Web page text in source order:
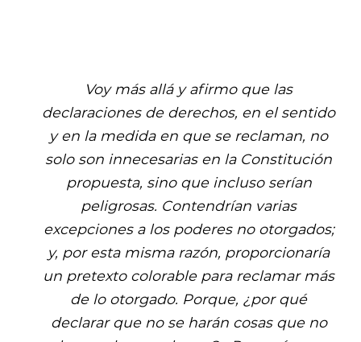
Voy más allá y afirmo que las
declaraciones de derechos, en el sentido
y en la medida en que se reclaman, no
solo son innecesarias en la Constitución
propuesta, sino que incluso serían
peligrosas. Contendrían varias
excepciones a los poderes no otorgados;
y, por esta misma razón, proporcionaría
un pretexto colorable para reclamar más
de lo otorgado. Porque, ¿por qué
declarar que no se harán cosas que no